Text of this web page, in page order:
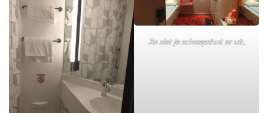
Zo ziet je scheepshut er uit.